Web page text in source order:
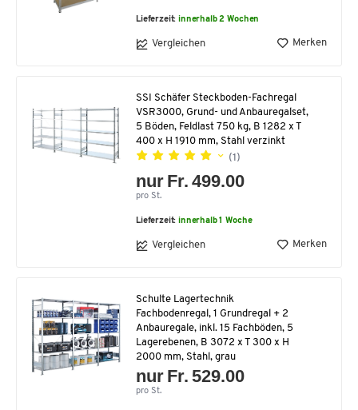
Lieferzeit:innerhalb 2 Wochen
Vergleichen Merken
SSI Schäfer Steckboden-Fachregal
VSR3000, Grund- und Anbauregalset,
5 Böden, Feldlast 750 kg, B 1282 x T
400 x H 1910 mm, Stahl verzinkt
(1)
nur Fr. 499.00
pro St.
Lieferzeit:innerhalb 1 Woche
Vergleichen Merken
Schulte Lagertechnik
Fachbodenregal, 1 Grundregal + 2
Anbauregale, inkl. 15 Fachböden, 5
Lagerebenen, B 3072 x T 300 x H
2000 mm, Stahl, grau
nur Fr. 529.00
pro St.